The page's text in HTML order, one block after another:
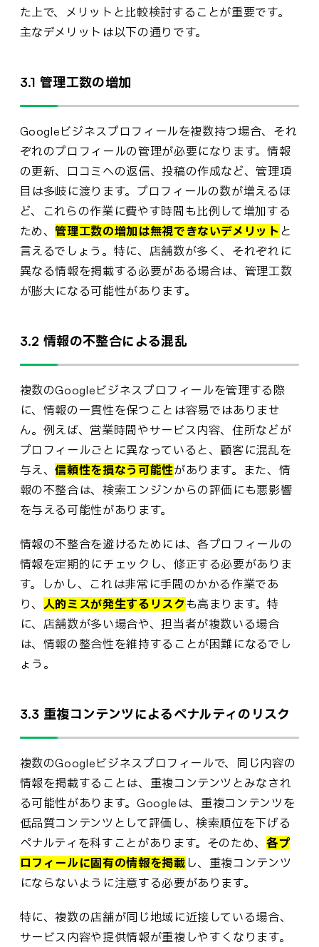
た上で、メリットと比較検討することが重要です。
主なデメリットは以下の通りです。
3.1 管理工数の増加
Googleビジネスプロフィールを複数持つ場合、それ
ぞれのプロフィールの管理が必要になります。情報
の更新、口コミへの返信、投稿の作成など、管理項
目は多岐に渡ります。プロフィールの数が増えるほ
ど、これらの作業に費やす時間も比例して増加する
ため、管理工数の増加は無視できないデメリット と
言えるでしょう。特に、店舗数が多く、それぞれに
異なる情報を掲載する必要がある場合は、管理工数
が膨大になる可能性があります。
3.2 情報の不整合による混乱
複数のGoogleビジネスプロフィールを管理する際
に、情報の一貫性を保つことは容易ではありませ
ん。例えば、営業時間やサービス内容、住所などが
プロフィールごとに異なっていると、顧客に混乱を
与え、信頼性を損なう可能性があります。また、情
報の不整合は、検索エンジンからの評価にも悪影響
を与える可能性があります。
情報の不整合を避けるためには、各プロフィールの
情報を定期的にチェックし、修正する必要がありま
す。しかし、これは非常に手間のかかる作業であ
り、 人的ミスが発生するリスク も高まります。特
に、店舗数が多い場合や、担当者が複数いる場合
は、情報の整合性を維持することが困難になるでし
ょう。
3.3 重複コンテンツによるペナルティのリスク
複数のGoogleビジネスプロフィールで、同じ内容の
情報を掲載することは、重複コンテンツとみなされ
る可能性があります。Googleは、重複コンテンツを
低品質コンテンツとして評価し、検索順位を下げる
ペナルティを科すことがあります。そのため、 各プ
ロフィールに固有の情報を掲載 し、重複コンテンツ
にならないように注意する必要があります。
特に、複数の店舗が同じ地域に近接している場合、
サービス内容や提供情報が重複しやすくなります。